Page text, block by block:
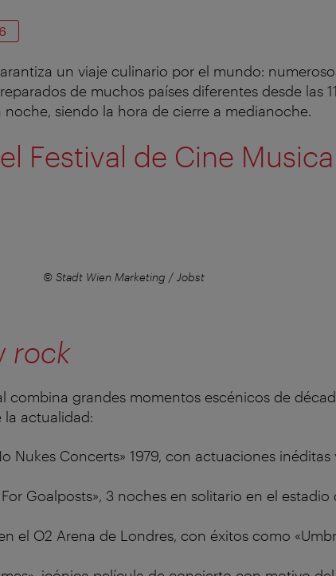
un viaje culinario por el mundo:
de muchos países diferentes desde las
noche, siendo la hora de cierre a medianoche.
Festival de Cine
© Stadt Wien Marketing / Jobst
rock
combina grandes momentos escénicos de
actualidad:
Nukes Concerts» 1979, con actuaciones inéditas
For Goalposts», 3 noches en solitario en el estadio
el O2 Arena de Londres, con éxitos como